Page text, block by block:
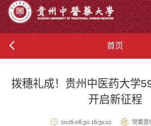
首页
拨穗礼成！贵州中医药大学
开启新征程
2026.06.30 16:31:12 党委宣